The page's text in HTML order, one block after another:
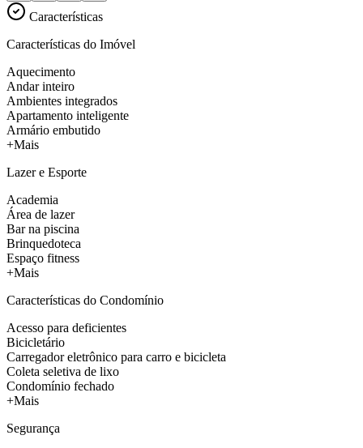
Características
Características do Imóvel
Aquecimento
Andar inteiro
Ambientes integrados
Apartamento inteligente
Armário embutido
+Mais
Lazer e Esporte
Academia
Área de lazer
Bar na piscina
Brinquedoteca
Espaço fitness
+Mais
Características do Condomínio
Acesso para deficientes
Bicicletário
Carregador eletrônico para carro e bicicleta
Coleta seletiva de lixo
Condomínio fechado
+Mais
Segurança